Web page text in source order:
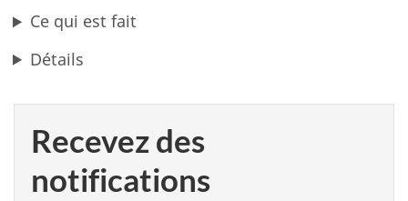
Ce qui est fait
Détails
Recevez des
notifications